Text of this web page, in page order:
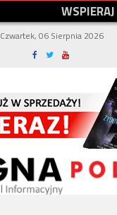
WSPIERAJ
Czwartek, 06 Sierpnia 2026